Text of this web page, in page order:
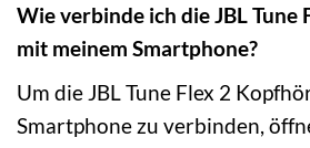
Wie verbinde ich die JBL Tune
mit meinem Smartphone?
Um die JBL Tune Flex 2
Smartphone zu verbinden,